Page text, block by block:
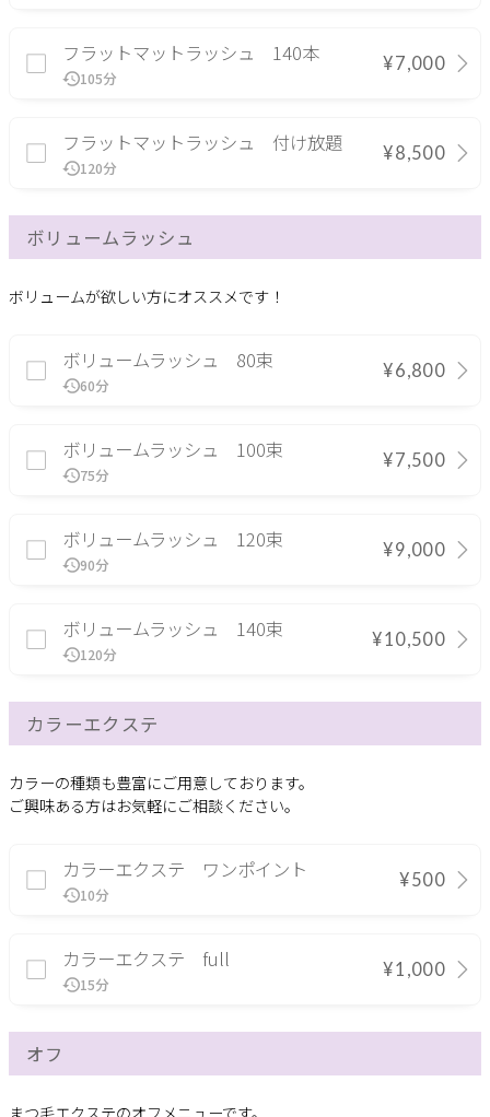
フラットマットラッシュ 140本
105分
¥7,000
フラットマットラッシュ 付け放題
120分
¥8,500
ボリュームラッシュ
ボリュームが欲しい方にオススメです！
ボリュームラッシュ 80束
60分
¥6,800
ボリュームラッシュ 100束
75分
¥7,500
ボリュームラッシュ 120束
90分
¥9,000
ボリュームラッシュ 140束
120分
¥10,500
カラーエクステ
カラーの種類も豊富にご用意しております。
ご興味ある方はお気軽にご相談ください。
カラーエクステ ワンポイント
10分
¥500
カラーエクステ full
15分
¥1,000
オフ
まつ毛エクステのオフメニューです。